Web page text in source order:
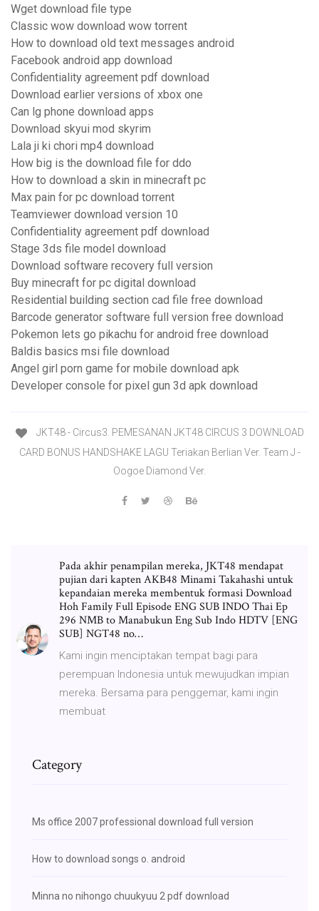
Wget download file type
Classic wow download wow torrent
How to download old text messages android
Facebook android app download
Confidentiality agreement pdf download
Download earlier versions of xbox one
Can lg phone download apps
Download skyui mod skyrim
Lala ji ki chori mp4 download
How big is the download file for ddo
How to download a skin in minecraft pc
Max pain for pc download torrent
Teamviewer download version 10
Confidentiality agreement pdf download
Stage 3ds file model download
Download software recovery full version
Buy minecraft for pc digital download
Residential building section cad file free download
Barcode generator software full version free download
Pokemon lets go pikachu for android free download
Baldis basics msi file download
Angel girl porn game for mobile download apk
Developer console for pixel gun 3d apk download
JKT48 - Circus3. PEMESANAN JKT48 CIRCUS 3 DOWNLOAD
CARD BONUS HANDSHAKE LAGU Teriakan Berlian Ver. Team J -
Oogoe Diamond Ver.
Pada akhir penampilan mereka, JKT48 mendapat
pujian dari kapten AKB48 Minami Takahashi untuk
kepandaian mereka membentuk formasi Download
Hoh Family Full Episode ENG SUB INDO Thai Ep
296 NMB to Manabukun Eng Sub Indo HDTV [ENG
SUB] NGT48 no…
Kami ingin menciptakan tempat bagi para
perempuan Indonesia untuk mewujudkan impian
mereka. Bersama para penggemar, kami ingin
membuat
Category
Ms office 2007 professional download full version
How to download songs o. android
Minna no nihongo chuukyuu 2 pdf download